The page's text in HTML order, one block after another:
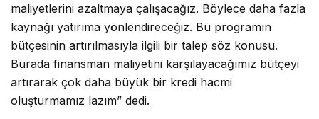
maliyetlerini azaltmaya çalışacağız. Böylece daha fazla
kaynağı yatırıma yönlendireceğiz. Bu programın
bütçesinin artırılmasıyla ilgili bir talep söz konusu.
Burada finansman maliyetini karşılayacağımız bütçeyi
artırarak çok daha büyük bir kredi hacmi
oluşturmamız lazım” dedi.